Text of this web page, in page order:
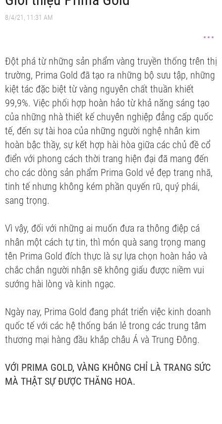
8/4/21, 11:31 AM
Đột phá từ những sản phẩm vàng truyền thống trên thị
trường, Prima Gold đã tạo ra những bộ sưu tập, những
kiệt tác đặc biệt từ vàng nguyên chất thuần khiết
99,9%. Việc phối hợp hoàn hảo từ khả năng sáng tạo
của những nhà thiết kế chuyên nghiệp đẳng cấp quốc
tế, đến sự tài hoa của những người nghệ nhân kim
hoàn bậc thầy, sự kết hợp hài hòa giữa các chủ đề cổ
điển với phong cách thời trang hiện đại đã mang đến
cho các dòng sản phẩm Prima Gold vẻ đẹp trang nhã,
tinh tế nhưng không kém phần quyến rũ, quý phái,
sang trọng.
Vì vậy, đối với những ai muốn đưa ra thông điệp cá
nhân một cách tự tin, thì món quà sang trọng mang
tên Prima Gold đích thực là sự lựa chọn hoàn hảo và
chắc chắn người nhận sẽ không giấu được niềm vui
sướng hài lòng và kinh ngạc.
Ngày nay, Prima Gold đang phát triển việc kinh doanh
quốc tế với các hệ thống bán lẻ trong các trung tâm
thương mại hàng đầu khắp châu Á và Trung Đông.
VỚI PRIMA GOLD, VÀNG KHÔNG CHỈ LÀ TRANG SỨC
MÀ THẬT SỰ ĐƯỢC THĂNG HOA.